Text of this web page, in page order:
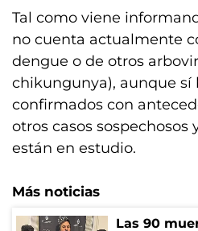
Tal como viene
no cuenta actualmente
dengue o de otros
chikungunya), aunque sí
confirmados con
otros casos sospechosos
están en estudio.
Más noticias
Las 90